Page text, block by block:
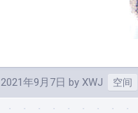
2021年9月7日 by XWJ 空间